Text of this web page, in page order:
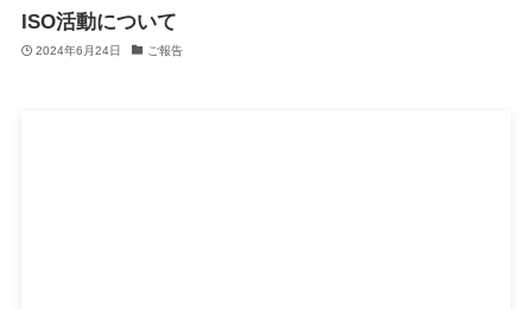
ISO活動について
2024年6月24日 ご報告